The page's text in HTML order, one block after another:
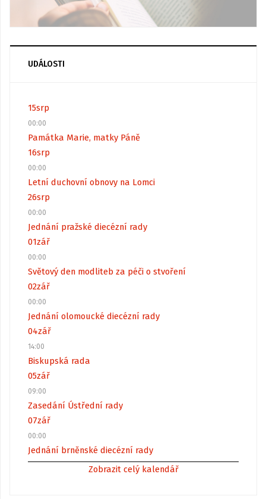
UDÁLOSTI
15srp
00:00
Památka Marie, matky Páně
16srp
00:00
Letní duchovní obnovy na Lomci
26srp
00:00
Jednání pražské diecézní rady
01zář
00:00
Světový den modliteb za péči o stvoření
02zář
00:00
Jednání olomoucké diecézní rady
04zář
14:00
Biskupská rada
05zář
09:00
Zasedání Ústřední rady
07zář
00:00
Jednání brněnské diecézní rady
Zobrazit celý kalendář